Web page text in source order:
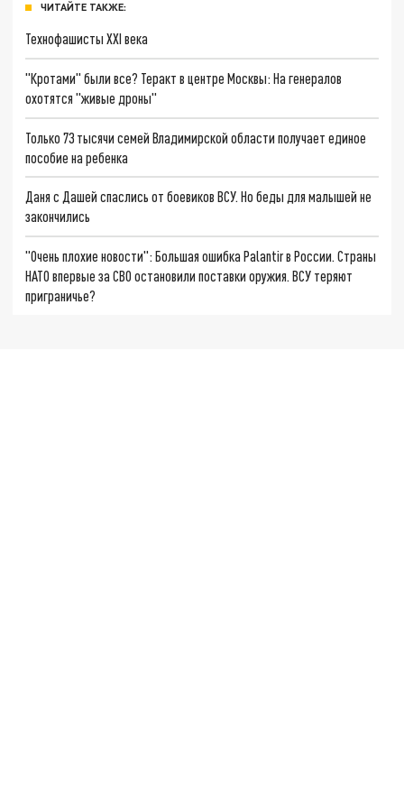
ЧИТАЙТЕ ТАКЖЕ:
Технофашисты XXI века
"Кротами" были все? Теракт в центре Москвы: На генералов
охотятся "живые дроны"
Только 73 тысячи семей Владимирской области получает единое
пособие на ребенка
Даня с Дашей спаслись от боевиков ВСУ. Но беды для малышей не
закончились
"Очень плохие новости": Большая ошибка Palantir в России. Страны
НАТО впервые за СВО остановили поставки оружия. ВСУ теряют
приграничье?